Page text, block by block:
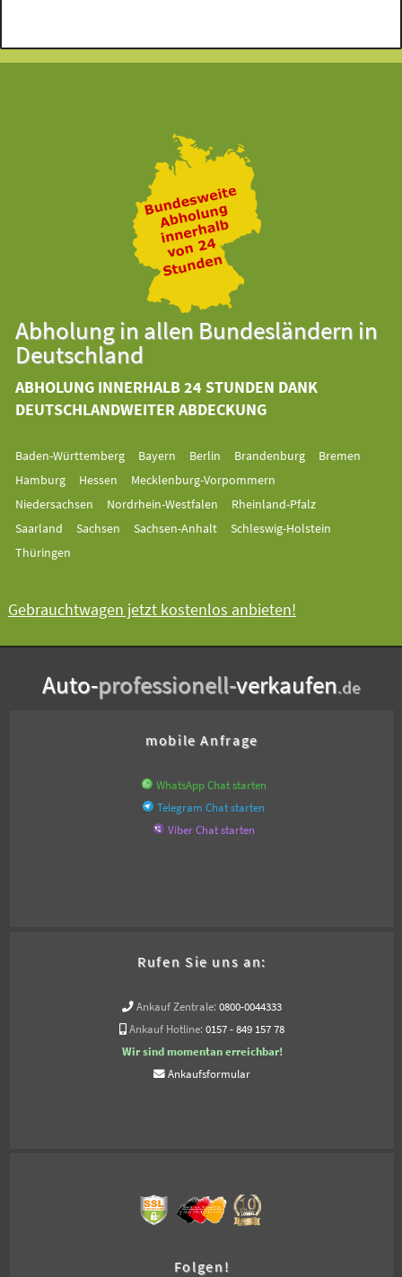
Abholung in allen Bundesländern in
Deutschland
ABHOLUNG INNERHALB 24 STUNDEN DANK
DEUTSCHLANDWEITER ABDECKUNG
Baden-Württemberg Bayern Berlin Brandenburg
Bremen
Hamburg
Hessen
Mecklenburg-Vorpommern
Niedersachsen
Nordrhein-Westfalen
Rheinland-Pfalz
Saarland
Sachsen Sachsen-Anhalt
Schleswig-Holstein
Thüringen
Gebrauchtwagen jetzt kostenlos anbieten!
Auto-professionell-verkaufen.de
mobile Anfrage
WhatsApp Chat starten
Telegram Chat starten
Viber Chat starten
Rufen Sie uns an:
Ankauf Zentrale: 0800-0044333
Ankauf Hotline: 0157 - 849 157 78
Wir sind momentan erreichbar!
Ankaufsformular
Folgen!